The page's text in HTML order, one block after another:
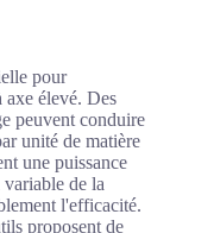
pour
axe élevé. Des
peuvent conduire
unité de matière
une puissance
de la
l'efficacité.
proposent de